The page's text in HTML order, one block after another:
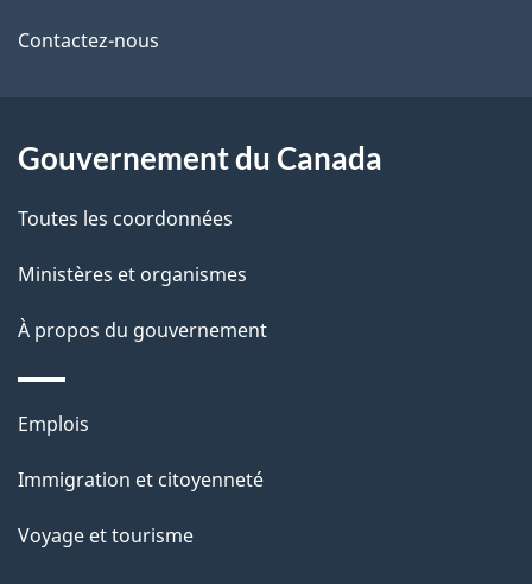
s
e
l
a
p
a
g
e
ce
Contactez-nous
Gouvernement du Canada
Toutes les coordonnées
Ministères et organismes
À propos du gouvernement
Thèmes
sujets
Emplois
Immigration et citoyenneté
Voyage et tourisme